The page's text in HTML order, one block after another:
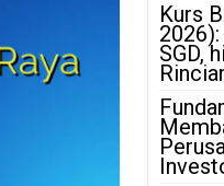
Kurs
SGD,